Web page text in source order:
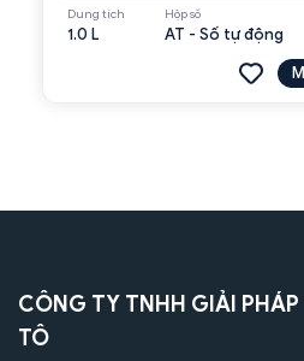
Dung tích
1.0 L
Hộp số
AT - Số tự động
CÔNG TY TNHH GIẢI
TÔ